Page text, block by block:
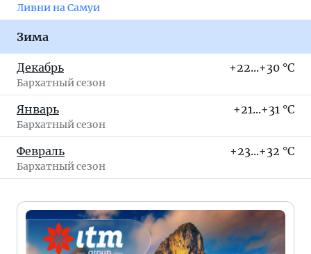
Ливни на Самуи
Зима
Декабрь
Бархатный сезон
+22...+30 °C
Январь
Бархатный сезон
+21...+31 °C
Февраль
Бархатный сезон
+23...+32 °C